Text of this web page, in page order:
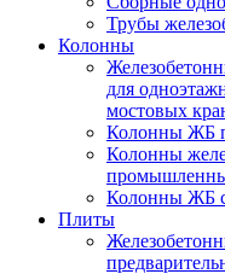
Трубы
Колонны
для
мостовых
Колонны ЖБ
Колонны
Колонны ЖБ
Плиты